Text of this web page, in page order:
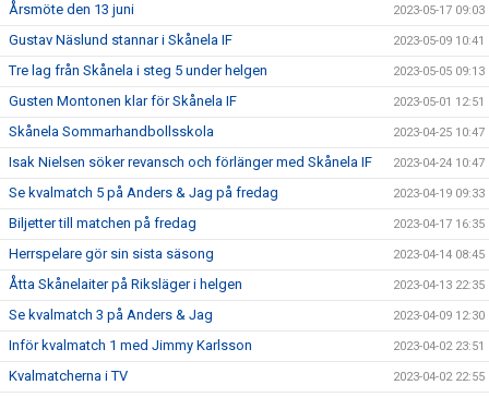
Årsmöte den 13 juni 2023-05-17 09:03
Gustav Näslund stannar i Skånela IF 2023-05-09 10:41
Tre lag från Skånela i steg 5 under helgen 2023-05-05 09:13
Gusten Montonen klar för Skånela IF 2023-05-01 12:51
Skånela Sommarhandbollsskola 2023-04-25 10:47
Isak Nielsen söker revansch och förlänger med Skånela IF 2023-04-24 10:47
Se kvalmatch 5 på Anders & Jag på fredag 2023-04-19 09:33
Biljetter till matchen på fredag 2023-04-17 16:35
Herrspelare gör sin sista säsong 2023-04-14 08:45
Åtta Skånelaiter på Riksläger i helgen 2023-04-13 22:35
Se kvalmatch 3 på Anders & Jag 2023-04-09 12:30
Inför kvalmatch 1 med Jimmy Karlsson 2023-04-02 23:51
Kvalmatcherna i TV 2023-04-02 22:55